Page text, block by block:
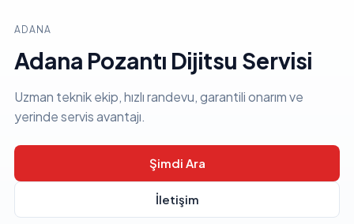
ADANA
Adana Pozantı Dijitsu Servisi
Uzman teknik ekip, hızlı randevu, garantili onarım ve
yerinde servis avantajı.
Şimdi Ara
İletişim